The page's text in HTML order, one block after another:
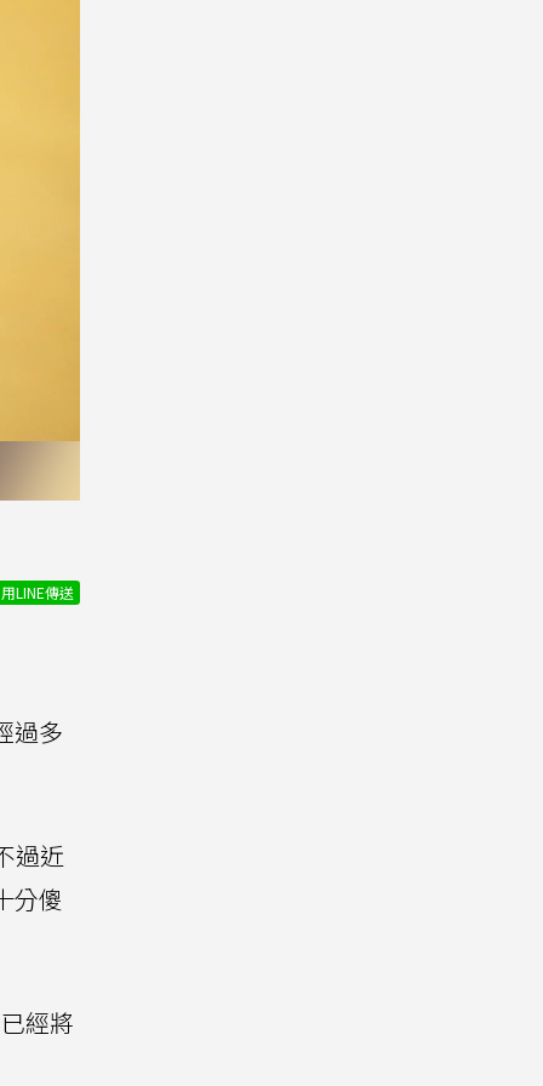
用LINE傳送
過多
過近
分傻
經將